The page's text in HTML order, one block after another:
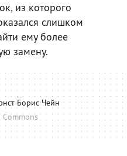
из которого
слишком
ему более
замену.
Борис Чейн